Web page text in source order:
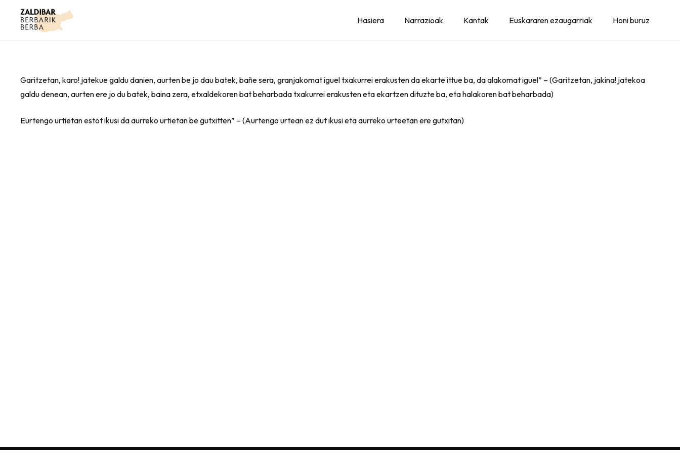
Hasiera Narrazioak Kantak Euskararen ezaugarriak Honi buruz
Garitzetan, karo! jatekue galdu danien, aurten be jo dau batek, bañe sera, granjakomat iguel txakurrei erakusten da ekarte ittue ba, da alakomat iguel” – (Garitzetan, jakina! jatekoa
galdu denean, aurten ere jo du batek, baina zera, etxaldekoren bat beharbada txakurrei erakusten eta ekartzen dituzte ba, eta halakoren bat beharbada)
Eurtengo urtietan estot ikusi da aurreko urtietan be gutxitten” – (Aurtengo urtean ez dut ikusi eta aurreko urteetan ere gutxitan)